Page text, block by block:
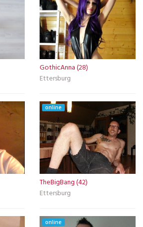
GothicAnna (28)
Ettersburg
online
TheBigBang (42)
Ettersburg
online